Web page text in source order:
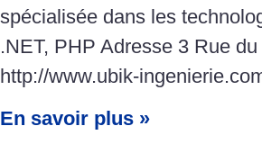
spécialisée dans les
.NET, PHP Adresse 3 Rue
http://www.ubik-
En savoir plus »